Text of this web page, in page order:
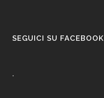
SEGUICI SU FACEBOOK
.